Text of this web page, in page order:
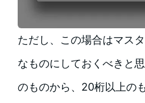
ただし、この場合はマス
なものにしておくべきと
のものから、20桁以上の